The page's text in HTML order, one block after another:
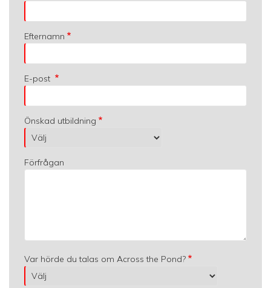
Efternamn
E-post
Önskad utbildning
Förfrågan
Var hörde du talas om Across the Pond?